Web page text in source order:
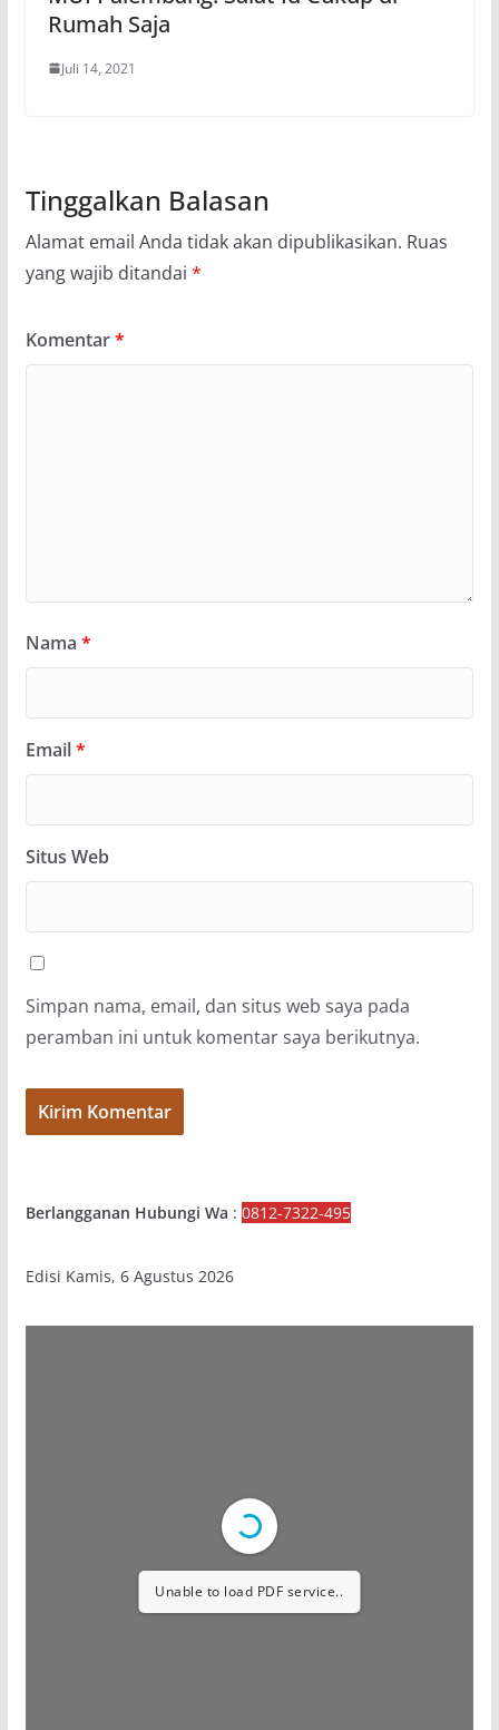
Rumah Saja
Juli 14, 2021
Tinggalkan Balasan
Alamat email Anda tidak akan dipublikasikan. Ruas
yang wajib ditandai *
Komentar*
Nama *
Email*
Situs Web
Simpan nama, email, dan situs web saya pada
peramban ini untuk komentar saya berikutnya.
Berlangganan Hubungi Wa : 0812-7322-495
Edisi Kamis, 6 Agustus 2026
Unable to load PDF service..